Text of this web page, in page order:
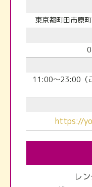
東京都町田市原
11:00～23:00（
https://
レ